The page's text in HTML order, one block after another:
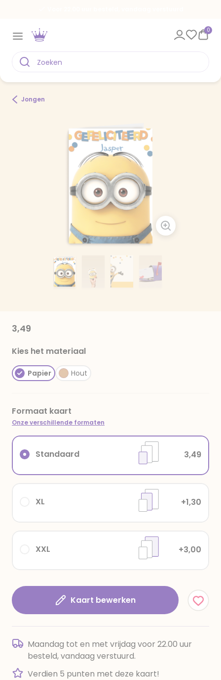
0
Jongen
3,49
Kies het materiaal
Papier Hout
Formaat kaart
Onze verschillende formaten
XXL +3,00
XL +1,30
Standaard 3,49
Kaart bewerken
Maandag tot en met vrijdag voor 22.00 uur
besteld, vandaag verstuurd.
Verdien 5 punten met deze kaart!